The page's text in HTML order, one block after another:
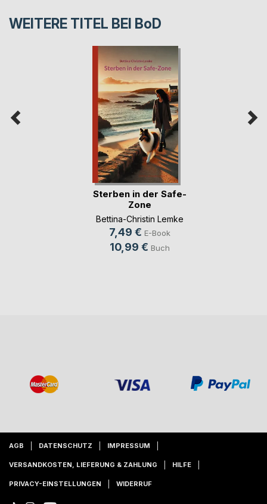
WEITERE TITEL BEI BoD
Sterben in der Safe-
Zone
Bettina-Christin Lemke
7,49 € E-Book
10,99 € Buch
AGB DATENSCHUTZ IMPRESSUM
VERSANDKOSTEN, LIEFERUNG & ZAHLUNG HILFE
PRIVACY-EINSTELLUNGEN WIDERRUF